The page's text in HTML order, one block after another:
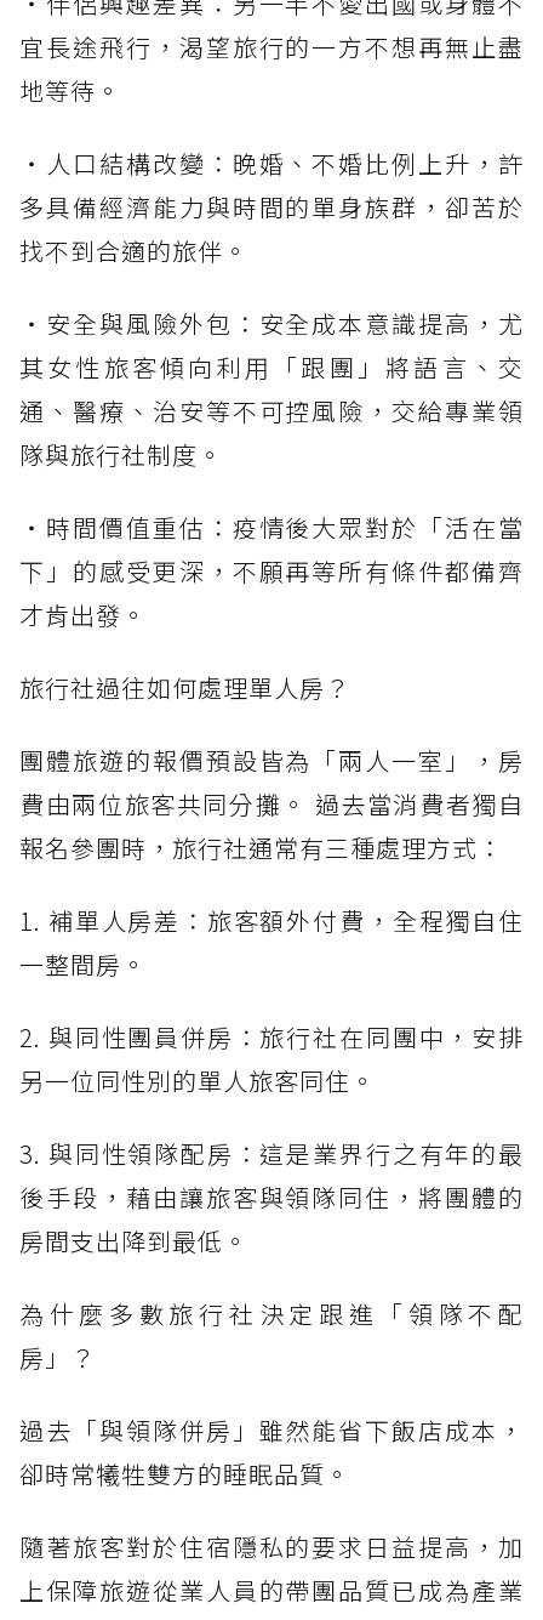
宜長途飛行，渴望旅行的一方不想再無止盡
地等待。
・人口結構改變：晚婚、不婚比例上升，許
多具備經濟能力與時間的單身族群，卻苦於
找不到合適的旅伴。
・安全與風險外包：安全成本意識提高，尤
其女性旅客傾向利用「跟團」將語言、交
通、醫療、治安等不可控風險，交給專業領
隊與旅行社制度。
・時間價值重估：疫情後大眾對於「活在當
下」的感受更深，不願再等所有條件都備齊
才肯出發。
旅行社過往如何處理單人房？
團體旅遊的報價預設皆為「兩人一室」，房
費由兩位旅客共同分攤。 過去當消費者獨自
報名參團時，旅行社通常有三種處理方式：
1. 補單人房差：旅客額外付費，全程獨自住
一整間房。
2. 與同性團員併房：旅行社在同團中，安排
另一位同性別的單人旅客同住。
3. 與同性領隊配房：這是業界行之有年的最
後手段，藉由讓旅客與領隊同住，將團體的
房間支出降到最低。
為什麼多數旅行社決定跟進「領隊不配
房」？
過去「與領隊併房」雖然能省下飯店成本，
卻時常犧牲雙方的睡眠品質。
隨著旅客對於住宿隱私的要求日益提高，加
上保障旅遊從業人員的帶團品質已成為產業